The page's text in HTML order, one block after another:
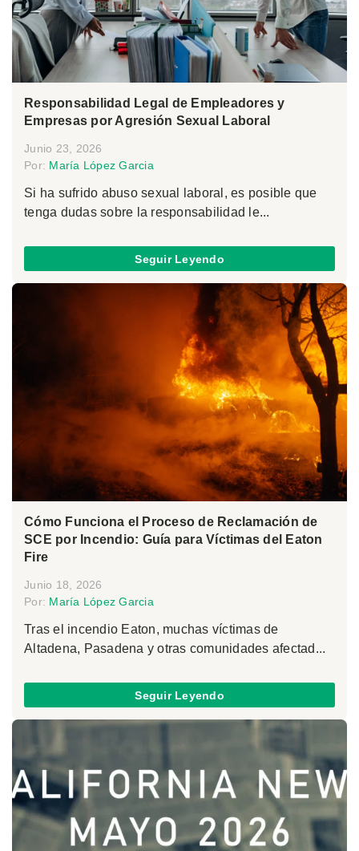
Responsabilidad Legal de Empleadores y
Empresas por Agresión Sexual Laboral
Junio 23, 2026
Por: María López Garcia
Si ha sufrido abuso sexual laboral, es posible que
tenga dudas sobre la responsabilidad le...
Seguir Leyendo
Cómo Funciona el Proceso de Reclamación de
SCE por Incendio: Guía para Víctimas del Eaton
Fire
Junio 18, 2026
Por: María López Garcia
Tras el incendio Eaton, muchas víctimas de
Altadena, Pasadena y otras comunidades afectad...
Seguir Leyendo